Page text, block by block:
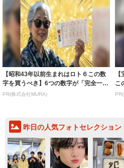
【昭和43年以前生まれはロト６この数
字を買うべき】6つの数字が「完全一
致」する方...
PR(株式会社MURA)
こ
昨日の人気フォトセレクション